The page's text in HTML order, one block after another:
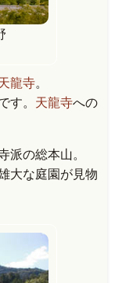
龍寺。
す。 天龍寺への
派の総本山。
大な庭園が見物